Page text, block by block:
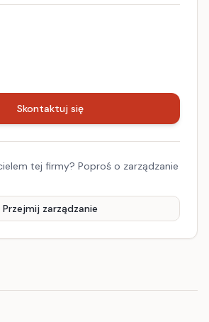
Skontaktuj się
tej firmy? Poproś o zarządzanie
Przejmij zarządzanie